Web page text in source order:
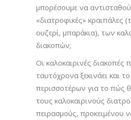
μπορέσουμε να
«διατροφικές» κραιπάλες
ουζερί, μπαράκια), των
διακοπών;
Οι καλοκαιρινές διακοπές
ταυτόχρονα ξεκινάει και
περισσοτέρων για το πώς
τους καλοκαιρινούς
πειρασμούς, προκειμένου